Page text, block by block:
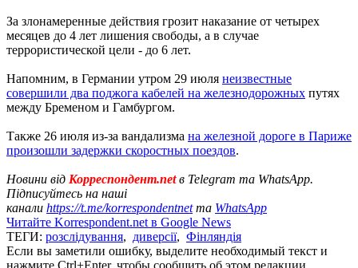
За злонамеренные действия грозит наказание от четырех
месяцев до 4 лет лишения свободы, а в случае
террористической цели - до 6 лет.
Напомним, в Германии утром 29 июля неизвестные
совершили два поджога кабелей на железнодорожных путях
между Бременом и Гамбургом.
Также 26 июля из-за вандализма на железной дороге в Париже
произошли задержки скоростных поездов.
Новини від Корреспондент.netв Telegram та WhatsApp.
Підписуйтесь на наші
канали https://t.me/korrespondentnetта WhatsApp
Читайте Korrespondent.net в Google News
ТЕГИ: розслідування, диверсії, Фінляндія
Если вы заметили ошибку, выделите необходимый текст и
нажмите Ctrl+Enter, чтобы сообщить об этом редакции.